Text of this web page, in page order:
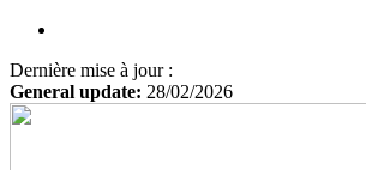
Dernière mise à jour :
General update: 28/02/2026